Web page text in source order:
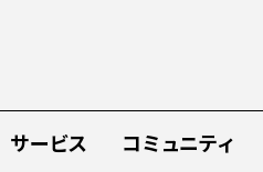
サービス コミュニティ